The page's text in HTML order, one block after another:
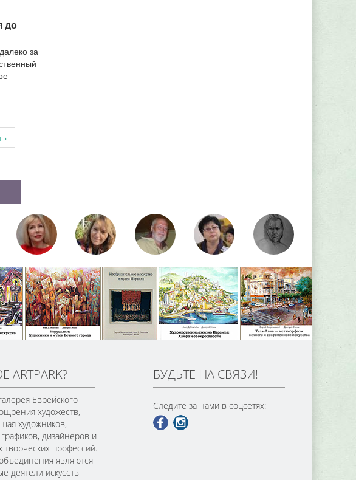
до
за
ARTPARK?
Еврейского
художеств,
художников,
дизайнеров и
творческих профессий.
являются
деятели искусств
БУДЬТЕ НА СВЯЗИ!
Следите за нами в соцсетях: